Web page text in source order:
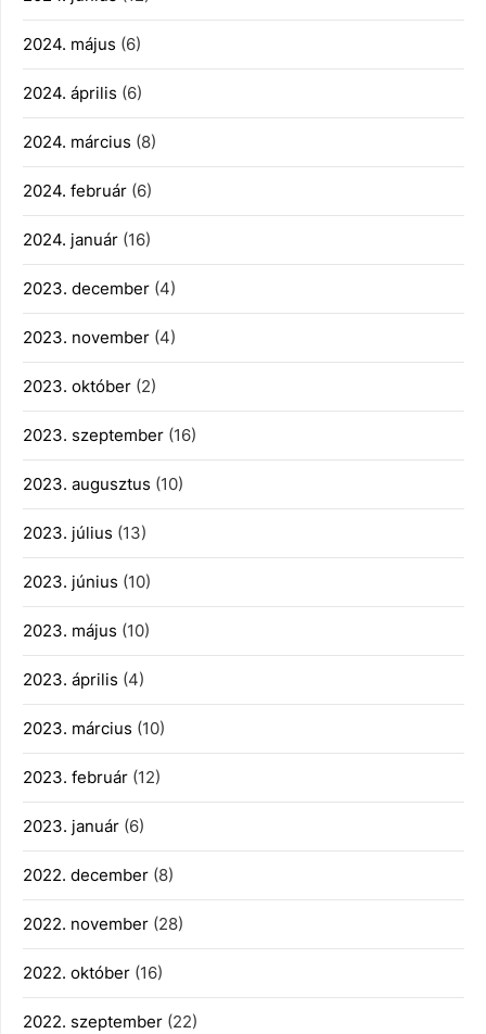
2024. május (6)
2024. április (6)
2024. március (8)
2024. február (6)
2024. január (16)
2023. december (4)
2023. november (4)
2023. október (2)
2023. szeptember (16)
2023. augusztus (10)
2023. július (13)
2023. június (10)
2023. május (10)
2023. április (4)
2023. március (10)
2023. február (12)
2023. január (6)
2022. december (8)
2022. november (28)
2022. október (16)
2022. szeptember (22)